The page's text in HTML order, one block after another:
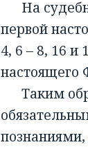
На
первой
4, 6 – 8, 16 и
настоящего
Таким